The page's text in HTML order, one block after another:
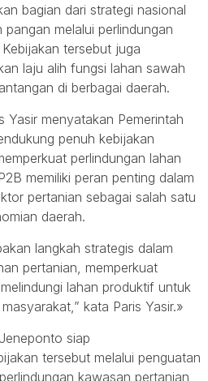
bagian dari strategi nasional
melalui perlindungan
tersebut juga
laju alih fungsi lahan sawah
di berbagai daerah.
Yasir menyatakan Pemerintah
penuh kebijakan
perlindungan lahan
memiliki peran penting dalam
pertanian sebagai salah satu
daerah.
langkah strategis dalam
pertanian, memperkuat
lahan produktif untuk
kata Paris Yasir.»
siap
tersebut melalui penguatan
kawasan pertanian